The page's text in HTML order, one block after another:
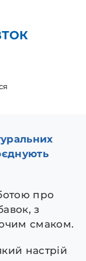
про
з
смаком.
настрій